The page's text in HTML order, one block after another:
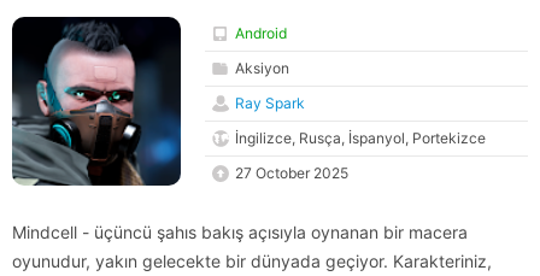
Android
Aksiyon
Ray Spark
İngilizce, Rusça, İspanyol, Portekizce
27 October 2025
Mindcell - üçüncü şahıs bakış açısıyla oynanan bir macera
oyunudur, yakın gelecekte bir dünyada geçiyor. Karakteriniz,